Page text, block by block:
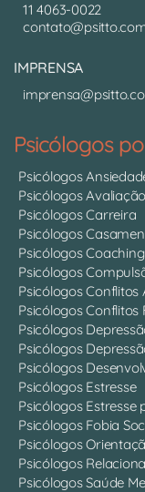
11 4063-0022
IMPRENSA
Psicólogos
Psicólogos
Psicólogos
Psicólogos Carreira
Psicólogos
Psicólogos Coaching
Psicólogos
Psicólogos Conflitos
Psicólogos Conflitos
Psicólogos
Psicólogos
Psicólogos
Psicólogos Estresse
Psicólogos
Psicólogos Fobia
Psicólogos
Psicólogos
Psicólogos Saúde